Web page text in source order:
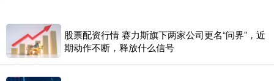
股票配资行情 赛力斯旗下两家公司更名“问界”，近
期动作不断，释放什么信号